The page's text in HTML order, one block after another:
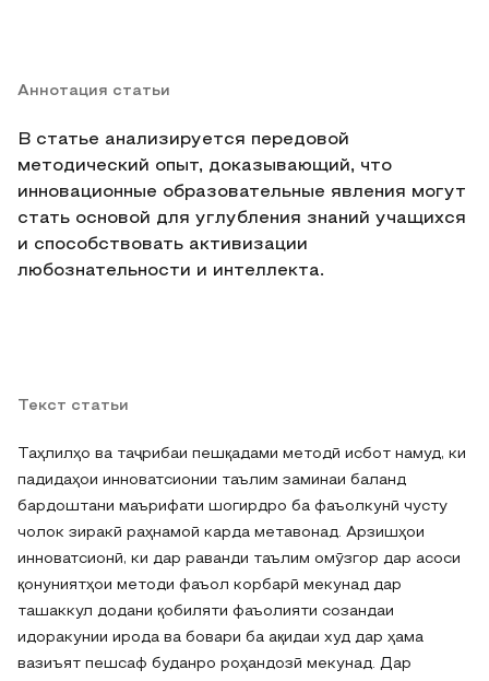
Аннотация статьи
В статье анализируется передовой
методический опыт, доказывающий, что
инновационные образовательные явления могут
стать основой для углубления знаний учащихся
и способствовать активизации
любознательности и интеллекта.
Текст статьи
Таҳлилҳо ва таҷрибаи пешқадами методӣ исбот намуд, ки
падидаҳои инноватсионии таълим заминаи баланд
бардоштани маърифати шогирдро ба фаъолкунӣ чусту
чолок зиракӣ раҳнамоӣ карда метавонад. Арзишҳои
инноватсионӣ, ки дар раванди таълим омӯзгор дар асоси
қонуниятҳои методи фаъол корбарӣ мекунад дар
ташаккул додани қобиляти фаъолияти созандаи
идоракунии ирода ва бовари ба ақидаи худ дар ҳама
вазиъят пешсаф буданро роҳандозӣ мекунад. Дар